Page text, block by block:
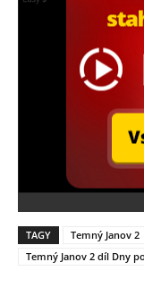
TAGY Temný Janov 2
Temný Janov 2 díl Dny